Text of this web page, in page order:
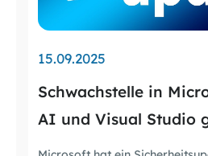
15.09.2025
Schwachstelle in
AI und Visual Studio